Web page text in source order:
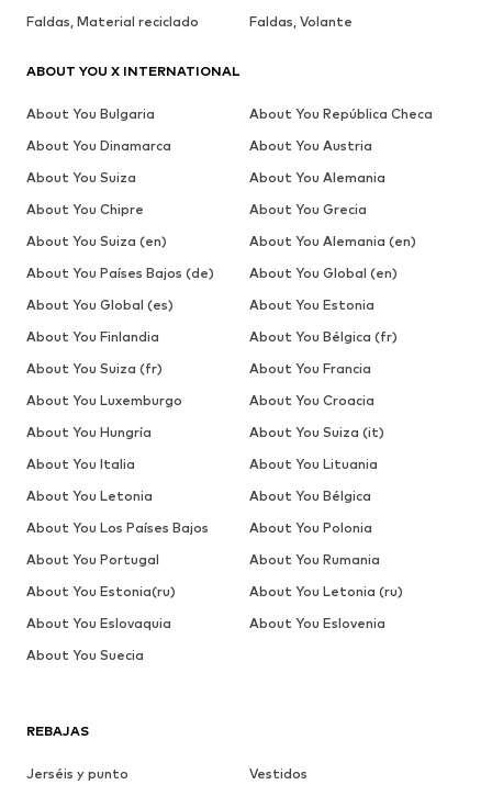
REBAJAS
Jerséis y punto
Vestidos
Faldas, Material reciclado
Faldas, Volante
ABOUT YOU X INTERNATIONAL
About You Bulgaria
About You República Checa
About You Dinamarca
About You Austria
About You Suiza
About You Alemania
About You Chipre
About You Grecia
About You Suiza (en)
About You Alemania (en)
About You Países Bajos (de)
About You Global (en)
About You Global (es)
About You Estonia
About You Finlandia
About You Bélgica (fr)
About You Suiza (fr)
About You Francia
About You Luxemburgo
About You Croacia
About You Hungría
About You Suiza (it)
About You Italia
About You Lituania
About You Letonia
About You Bélgica
About You Los Países Bajos
About You Polonia
About You Portugal
About You Rumania
About You Estonia(ru)
About You Letonia (ru)
About You Eslovaquia
About You Eslovenia
About You Suecia